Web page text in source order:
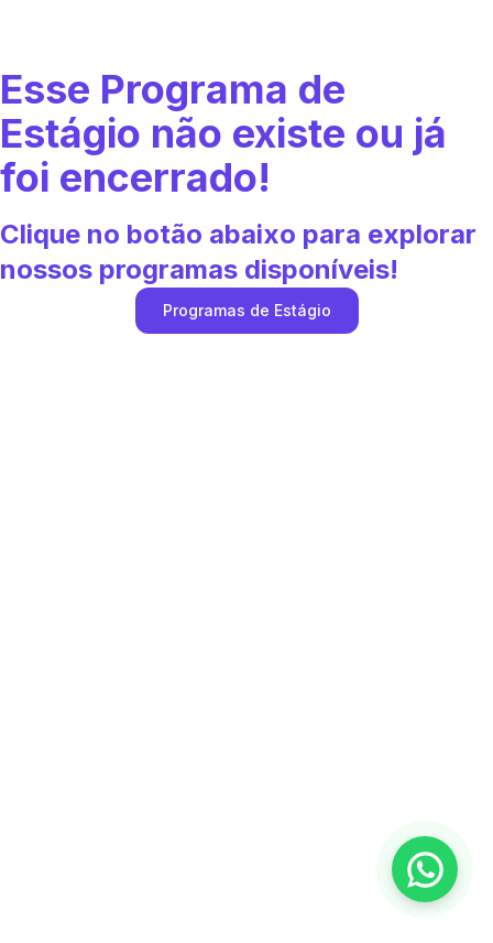
Esse Programa de
Estágio não existe ou já
foi encerrado!
Clique no botão abaixo para explorar
nossos programas disponíveis!
Programas de Estágio